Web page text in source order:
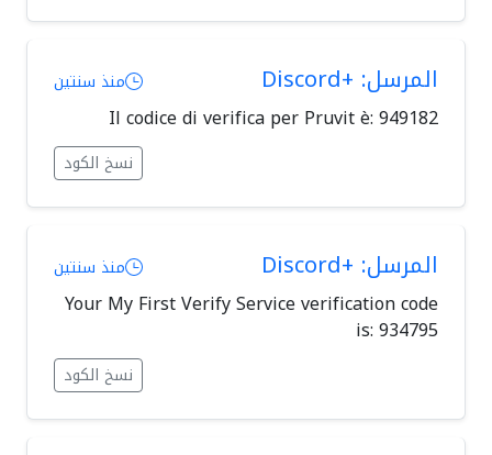
المرسل: +Discord منذ سنتين
Il codice di verifica per Pruvit è: 949182
نسخ الكود
المرسل: +Discord منذ سنتين
Your My First Verify Service verification code
is: 934795
نسخ الكود